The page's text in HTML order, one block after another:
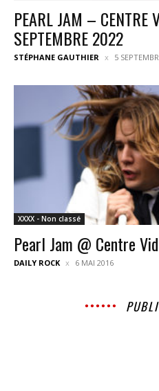
PEARL JAM – CENTRE
SEPTEMBRE 2022
STÉPHANE GAUTHIER 5
XXXX - Non classé
Pearl Jam @ Centre
DAILY ROCK 6 MAI 2016